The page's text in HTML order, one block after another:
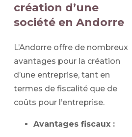
création d’une
société en Andorre
L’Andorre offre de nombreux
avantages pour la création
d’une entreprise, tant en
termes de fiscalité que de
coûts pour l’entreprise.
Avantages fiscaux :